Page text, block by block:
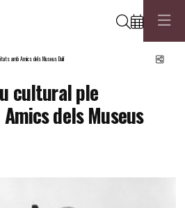
Cerca
amb Amics dels Museus Dalí
cultural ple
dels Museus